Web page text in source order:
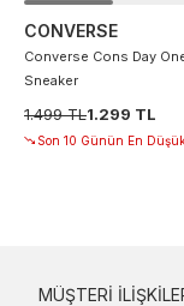
CONVERSE
Converse Cons Day
Sneaker
1.499 TL1.299 TL
Son 10 Günün En
MÜŞTERI